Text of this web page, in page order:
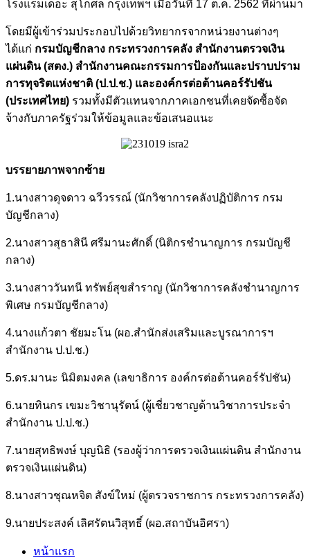
โรงแรมเดอะ สุโกศล กรุงเทพฯ เมื่อวันที่ 17 ต.ค. 2562 ที่ผ่านมา
โดยมีผู้เข้าร่วมประกอบไปด้วยวิทยากรจากหน่วยงานต่างๆ
ได้แก่ กรมบัญชีกลาง กระทรวงการคลัง สำนักงานตรวจเงิน
แผ่นดิน (สตง.) สำนักงานคณะกรรมการป้องกันและปราบปราม
การทุจริตแห่งชาติ (ป.ป.ช.) และองค์กรต่อต้านคอร์รัปชัน
(ประเทศไทย) รวมทั้งมีตัวแทนจากภาคเอกชนที่เคยจัดซื้อจัด
จ้างกับภาครัฐร่วมให้ข้อมูลและข้อเสนอแนะ
บรรยายภาพจากซ้าย
1.นางสาวดุจดาว ฉวีวรรณ์ (นักวิชาการคลังปฏิบัติการ กรม
บัญชีกลาง)
2.นางสาวสุธาสินี ศรีมานะศักดิ์ (นิติกรชำนาญการ กรมบัญชี
กลาง)
3.นางสาววันทนี ทรัพย์สุขสำราญ (นักวิชาการคลังชำนาญการ
พิเศษ กรมบัญชีกลาง)
4.นางแก้วตา ชัยมะโน (ผอ.สำนักส่งเสริมและบูรณาการฯ
สำนักงาน ป.ป.ช.)
5.ดร.มานะ นิมิตมงคล (เลขาธิการ องค์กรต่อต้านคอร์รัปชัน)
6.นายทินกร เขมะวิชานุรัตน์ (ผู้เชี่ยวชาญด้านวิชาการประจำ
สำนักงาน ป.ป.ช.)
7.นายสุทธิพงษ์ บุญนิธิ (รองผู้ว่าการตรวจเงินแผ่นดิน สำนักงาน
ตรวจเงินแผ่นดิน)
8.นางสาวชุณหจิต สังข์ใหม่ (ผู้ตรวจราชการ กระทรวงการคลัง)
9.นายประสงค์ เลิศรัตนวิสุทธิ์ (ผอ.สถาบันอิศรา)
หน้าแรก